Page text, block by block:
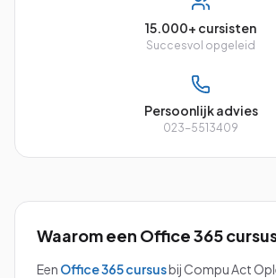
15.000+ cursisten
Succesvol opgeleid
Persoonlijk advies
023-5513409
Waarom een Office 365
Een Office 365cursusbij Compu Act